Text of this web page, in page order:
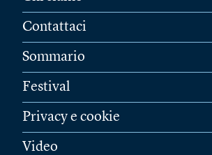
Contattaci
Sommario
Festival
Privacy e cookie
Video